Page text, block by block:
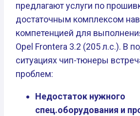
предлагают услуги по
достаточным комплексом
компетенцией для
Opel Frontera 3.2 (205 л.с.). В
ситуациях чип-тюнеры
проблем:
Недостаток нужного
спец.оборудования и